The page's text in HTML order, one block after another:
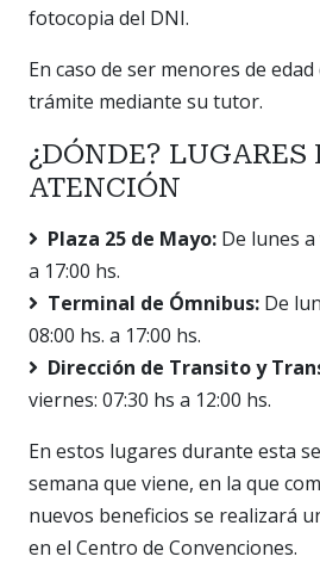
fotocopia del DNI.
En caso de ser menores de
trámite mediante su tutor.
¿DÓNDE? LUGARES
ATENCIÓN
Plaza 25 de Mayo: De lunes
a 17:00 hs.
Terminal de Ómnibus: De
08:00 hs. a 17:00 hs.
Dirección de Transito y
viernes: 07:30 hs a 12:00 hs.
En estos lugares durante esta
semana que viene, en la que
nuevos beneficios se realizará
en el Centro de Convenciones.